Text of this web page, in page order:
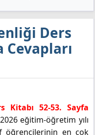
Ders
Cevapları
Kitabı 52-53. Sayfa
eğitim-öğretim yılı
öğrencilerinin en çok